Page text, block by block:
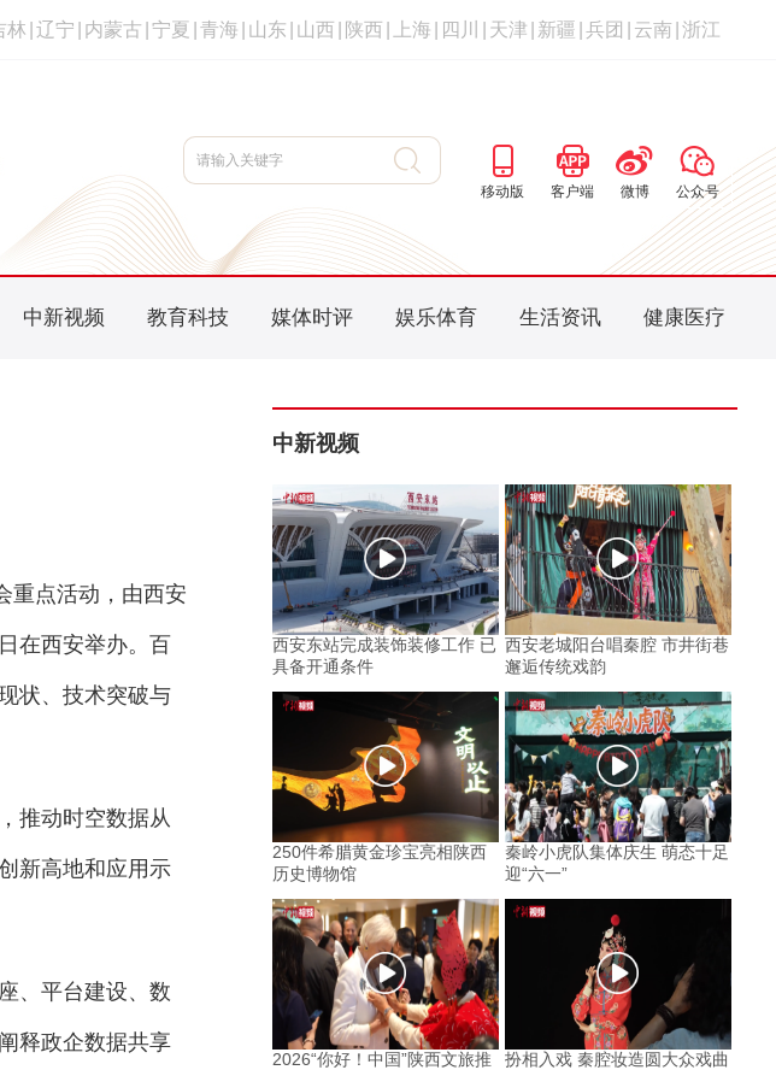
林 辽宁 内蒙古 宁夏 青海 山东 山西 陕西 上海 四川 天津 新疆 兵团 云南 浙江
移动版 客户端 微博 公众号
中新视频 教育科技 媒体时评 娱乐体育 生活资讯 健康医疗
点活动，由西安
在西安举办。百
状、技术突破与
推动时空数据从
新高地和应用示
、平台建设、数
释政企数据共享
中新视频
西安东站完成装饰装修工作 已
具备开通条件
西安老城阳台唱秦腔 市井街巷
邂逅传统戏韵
250件希腊黄金珍宝亮相陕西
历史博物馆
秦岭小虎队集体庆生 萌态十足
迎“六一”
2026“你好！中国”陕西文旅推
扮相入戏 秦腔妆造圆大众戏曲